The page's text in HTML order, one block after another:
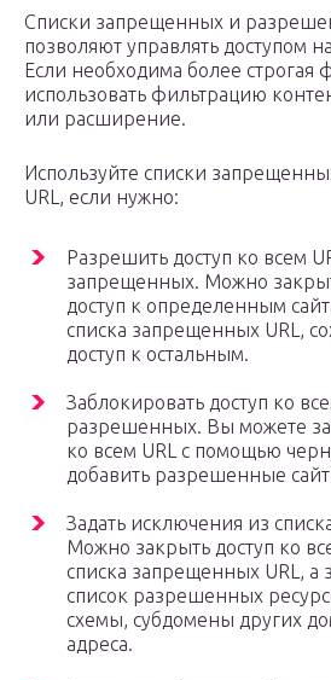
Списки запрещенных и
позволяют управлять доступом
Если необходима более строгая
использовать фильтрацию
или расширение.
Используйте списки
URL, если нужно:
Разрешить доступ ко всем
запрещенных. Можно
доступ к определенным
списка запрещенных URL,
доступ к остальным.
Заблокировать доступ ко
разрешенных. Вы можете
ко всем URL с помощью
добавить разрешенные
Задать исключения из
Можно закрыть доступ ко
списка запрещенных URL, а
список разрешенных
схемы, субдомены других
адреса.